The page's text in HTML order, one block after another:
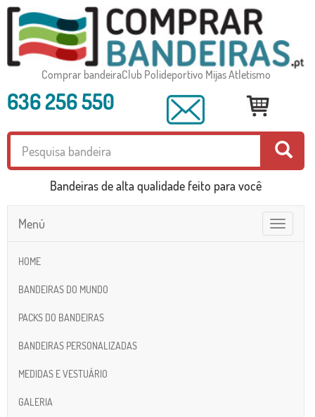
Comprar bandeiraClub Polideportivo Mijas Atletismo
636 256 550
Bandeiras de alta qualidade feito para você
Toggle
navigation
Menú
HOME
BANDEIRAS DO MUNDO
PACKS DO BANDEIRAS
BANDEIRAS PERSONALIZADAS
MEDIDAS E VESTUÁRIO
GALERIA